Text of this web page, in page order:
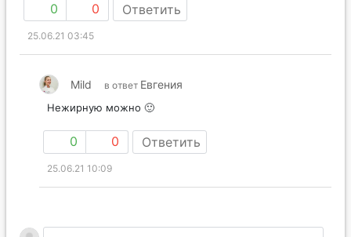
0 0 Ответить
25.06.21 03:45
Mild в ответ Евгения
Нежирную можно 🙂
0 0 Ответить
25.06.21 10:09